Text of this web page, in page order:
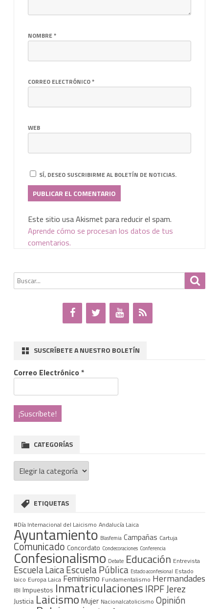
NOMBRE*
CORREO ELECTRÓNICO*
WEB
SÍ, DESEO SUSCRIBIRME AL BOLETÍN DE NOTICIAS.
Este sitio usa Akismet para reducir el spam.
Aprende cómo se procesan los datos de tus
comentarios.
Buscar
por:
SUSCRÍBETE A NUESTRO BOLETÍN
Correo Electrónico *
CATEGORÍAS
Categorías
ETIQUETAS
#Día Internacional del Laicismo Andalucía Laica
Ayuntamiento Blasfemia Campañas Cartuja
Comunicado Concordato Condecoraciones Conferencia
Confesionalismo Debate Educación Entrevista
Escuela LaicaEscuela Pública Estado aconfesional Estado
laico Europa Laica Feminismo Fundamentalismo Hermandades
IBI Impuestos Inmatriculaciones IRPFJerez
Justicia Laicismo Mujer Nacionalcatolicismo Opinión